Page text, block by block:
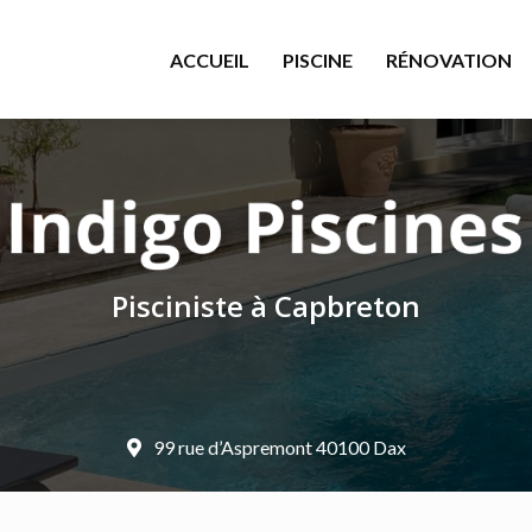
ACCUEIL PISCINE RÉNOVATION
Pisciniste à Capbreton
99 rue d’Aspremont 40100 Dax